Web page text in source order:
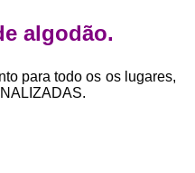
Desenvolvimento de
Desenvolvimento
de Estampas
Desenvolvimento Estampa de
Private
algodão.
para todo os os lugares,